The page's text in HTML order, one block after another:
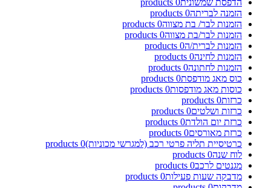
הזמנה לבריתה0
products
הזמנות לבר/ בת מצווה0
products
הזמנות לבר/בת מצווה0
products
הזמנות לברית/ה0
products
הזמנות לחינה0
products
הזמנות לחתונה0
products
כוס מאג מודפסת0
products
כוסות מאג מודפסות0
products
כרזות0
products
כרזות ושלטים0
products
כרזת יום הולדת0
products
כרזת מאורסים0
products
כרטיסיית תליה פרטי רכב (למגרשי מכוניות)0
products
לוח שנה0
products
מגנטים לרכב0
products
מדבקה שעות פעילות0
products